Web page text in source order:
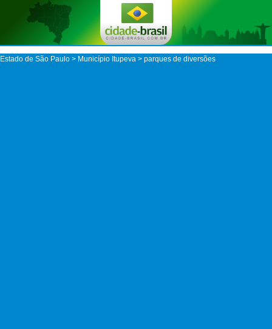
Estado de São Paulo > Município Itupeva > parques de diversões